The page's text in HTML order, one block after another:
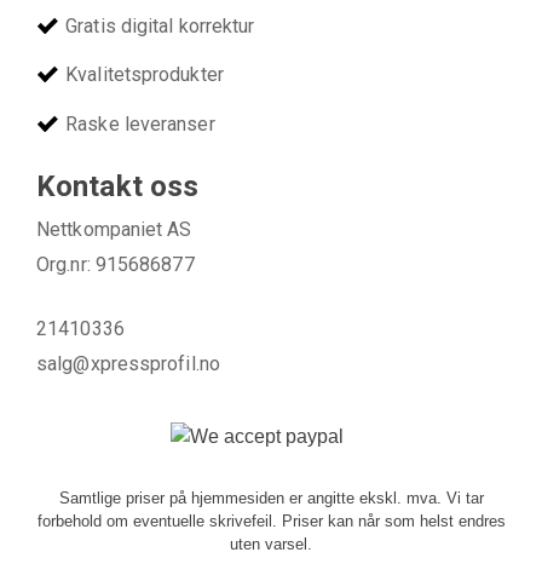
Gratis digital korrektur
Kvalitetsprodukter
Raske leveranser
Kontakt oss
Nettkompaniet AS
Org.nr: 915686877
21410336
salg@xpressprofil.no
Samtlige priser på hjemmesiden er angitte ekskl. mva. Vi tar
forbehold om eventuelle skrivefeil. Priser kan når som helst endres
uten varsel.